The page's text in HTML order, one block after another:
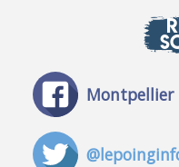
Montpellier